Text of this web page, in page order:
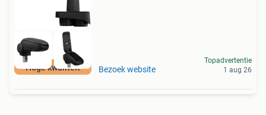
Hoge kwaliteit Bezoek website
Topadvertentie
1 aug 26